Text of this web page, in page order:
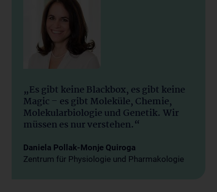
„Es gibt keine Blackbox, es gibt keine
Magic – es gibt Moleküle, Chemie,
Molekularbiologie und Genetik. Wir
müssen es nur verstehen.“
Daniela Pollak-Monje Quiroga
Zentrum für Physiologie und Pharmakologie